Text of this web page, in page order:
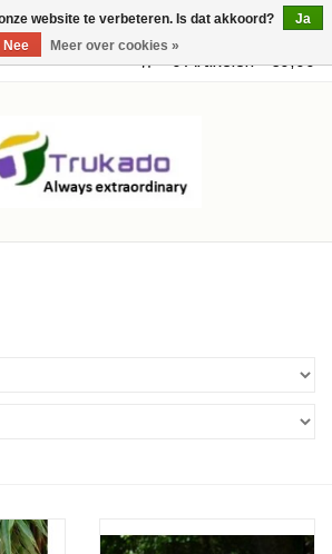
0 Artikelen - €0,00
website te verbeteren. Is dat akkoord?
Ja
Nee
Meer over cookies »